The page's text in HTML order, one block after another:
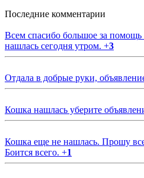
Последние комментарии
Всем спасибо большое за помощь
нашлась сегодня утром. +3
Отдала в добрые руки,
Кошка нашлась уберите
Кошка еще не нашлась. Прошу
Боится всего. +1